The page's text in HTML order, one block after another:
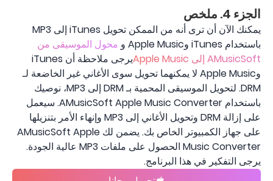
الجزء 4. ملخص
يمكنك الآن أن ترى أنه من الممكن تحويل iTunes إلى MP3
باستخدام iTunes وApple Music و
محول الموسيقى من
AMusicSoft إلى Apple Music
يرجى ملاحظة أن iTunes
وApple Music لا يمكنهما تحويل سوى الأغاني غير الخاضعة لـ
DRM. لتحويل الموسيقى المحمية بـ DRM إلى MP3، نوصيك
باستخدام AMusicSoft Apple Music Converter. سيعمل
على إزالة DRM وتحويل الأغاني إلى MP3 وإنهاء الأمر بتنزيلها
على جهاز الكمبيوتر الخاص بك. يضمن لك AMusicSoft Apple
Music Converter الحصول على ملفات MP3 عالية الجودة.
يرجى التفكير في هذا البرنامج.